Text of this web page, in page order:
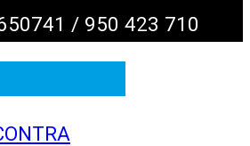
/ 950 423 710